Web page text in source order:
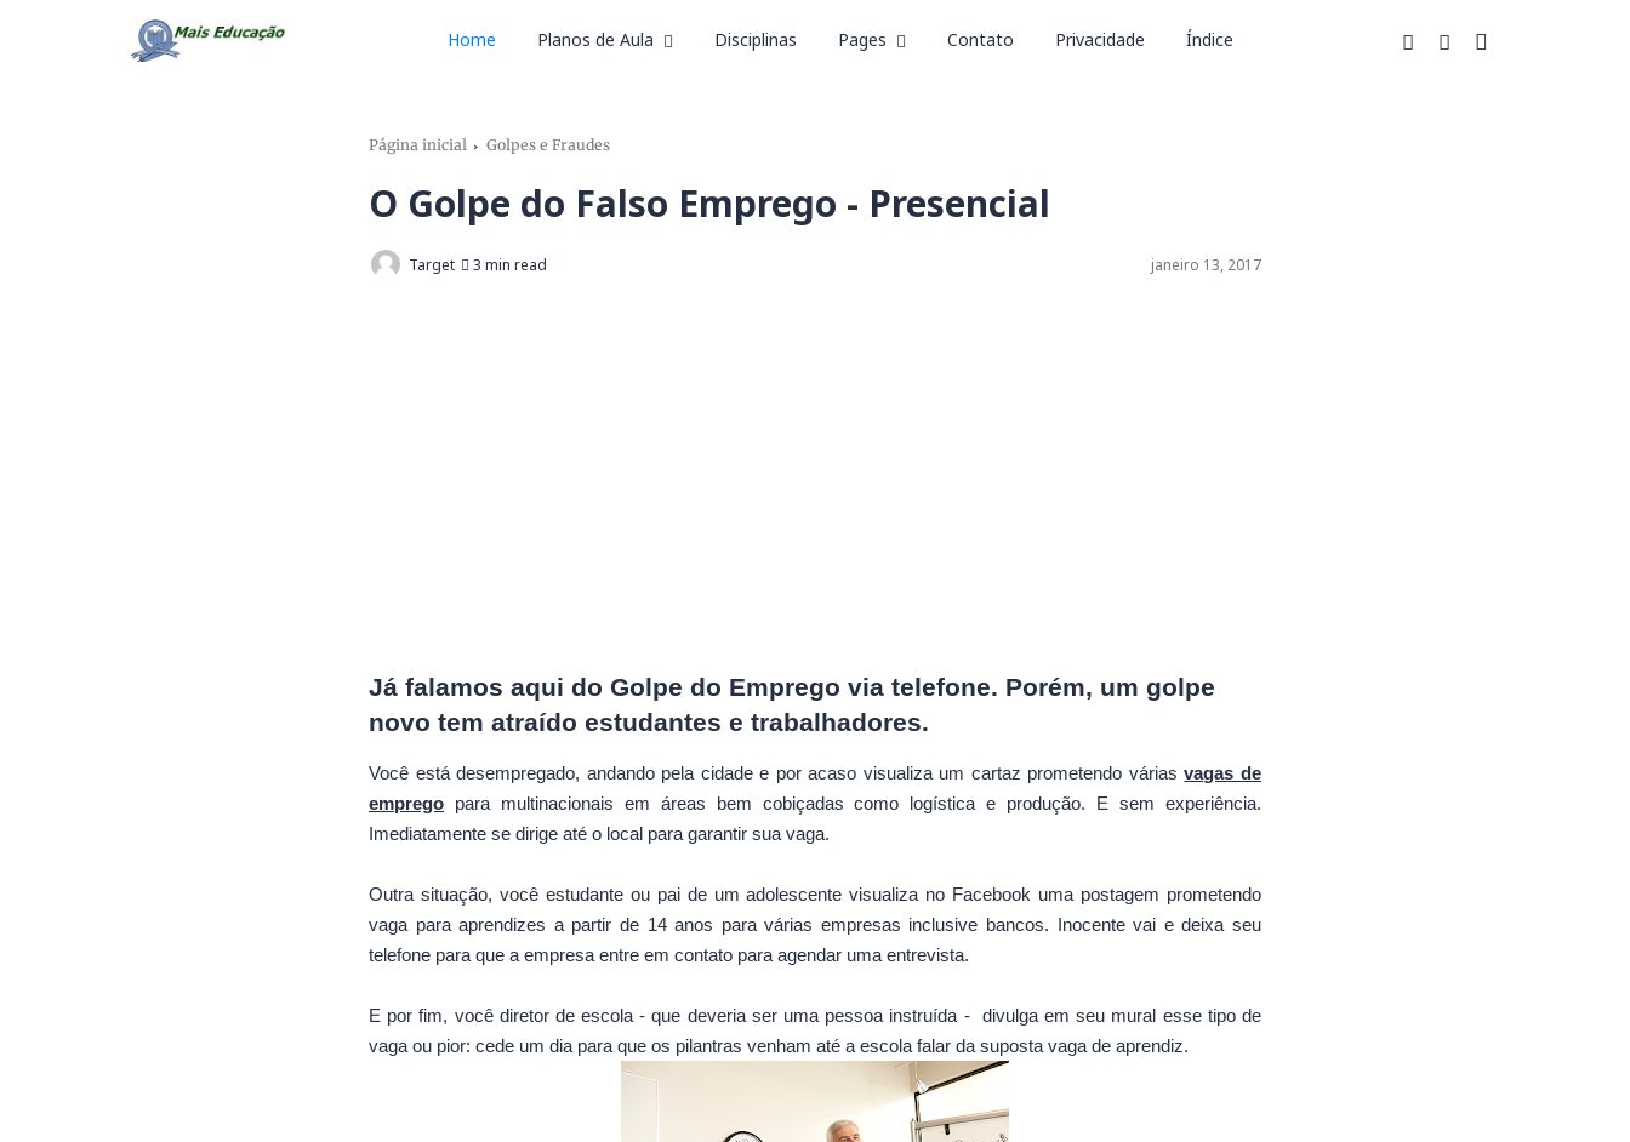
Home Planos de Aula Disciplinas Pages Contato Privacidade Índice
Página inicial Golpes e Fraudes
O Golpe do Falso Emprego - Presencial
Target 3 min read janeiro 13, 2017
Já falamos aqui do Golpe do Emprego via telefone. Porém, um golpe
novo tem atraído estudantes e trabalhadores.
Você está desempregado, andando pela cidade e por acaso visualiza um cartaz prometendo váriasvagas de
emprego para multinacionais em áreas bem cobiçadas como logística e produção. E sem experiência.
Imediatamente se dirige até o local para garantir sua vaga.
Outra situação, você estudante ou pai de um adolescente visualiza no Facebook uma postagem prometendo
vaga para aprendizes a partir de 14 anos para várias empresas inclusive bancos. Inocente vai e deixa seu
telefone para que a empresa entre em contato para agendar uma entrevista.
E por fim, você diretor de escola - que deveria ser uma pessoa instruída - divulga em seu mural esse tipo de
vaga ou pior: cede um dia para que os pilantras venham até a escola falar da suposta vaga de aprendiz.